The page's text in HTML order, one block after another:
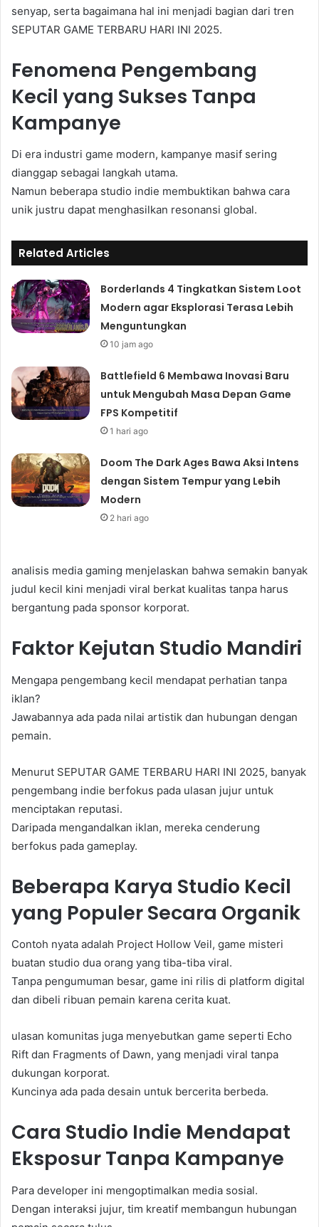
senyap, serta bagaimana hal ini menjadi bagian dari tren
SEPUTAR GAME TERBARU HARI INI 2025.
Fenomena Pengembang
Kecil yang Sukses Tanpa
Kampanye
Di era industri game modern, kampanye masif sering
dianggap sebagai langkah utama.
Namun beberapa studio indie membuktikan bahwa cara
unik justru dapat menghasilkan resonansi global.
Related Articles
Borderlands 4 Tingkatkan Sistem Loot
Modern agar Eksplorasi Terasa Lebih
Menguntungkan
10 jam ago
Battlefield 6 Membawa Inovasi Baru
untuk Mengubah Masa Depan Game
FPS Kompetitif
1 hari ago
Doom The Dark Ages Bawa Aksi Intens
dengan Sistem Tempur yang Lebih
Modern
2 hari ago
analisis media gaming menjelaskan bahwa semakin banyak
judul kecil kini menjadi viral berkat kualitas tanpa harus
bergantung pada sponsor korporat.
Faktor Kejutan Studio Mandiri
Mengapa pengembang kecil mendapat perhatian tanpa
iklan?
Jawabannya ada pada nilai artistik dan hubungan dengan
pemain.
Menurut SEPUTAR GAME TERBARU HARI INI 2025, banyak
pengembang indie berfokus pada ulasan jujur untuk
menciptakan reputasi.
Daripada mengandalkan iklan, mereka cenderung
berfokus pada gameplay.
Beberapa Karya Studio Kecil
yang Populer Secara Organik
Contoh nyata adalah Project Hollow Veil, game misteri
buatan studio dua orang yang tiba-tiba viral.
Tanpa pengumuman besar, game ini rilis di platform digital
dan dibeli ribuan pemain karena cerita kuat.
ulasan komunitas juga menyebutkan game seperti Echo
Rift dan Fragments of Dawn, yang menjadi viral tanpa
dukungan korporat.
Kuncinya ada pada desain untuk bercerita berbeda.
Cara Studio Indie Mendapat
Eksposur Tanpa Kampanye
Para developer ini mengoptimalkan media sosial.
Dengan interaksi jujur, tim kreatif membangun hubungan